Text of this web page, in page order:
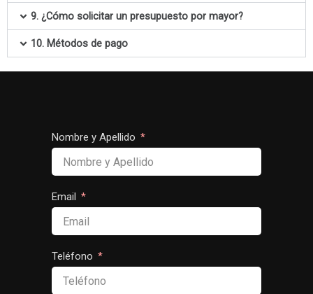
9. ¿Cómo solicitar un presupuesto por mayor?
10. Métodos de pago
Nombre y Apellido
Email
Teléfono